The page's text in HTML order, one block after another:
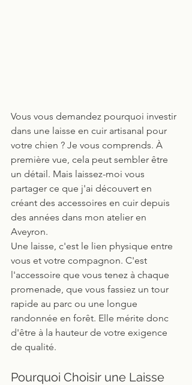
Vous vous demandez pourquoi investir
dans une laisse en cuir artisanal pour
votre chien ? Je vous comprends. À
première vue, cela peut sembler être
un détail. Mais laissez-moi vous
partager ce que j'ai découvert en
créant des accessoires en cuir depuis
des années dans mon atelier en
Aveyron.
Une laisse, c'est le lien physique entre
vous et votre compagnon. C'est
l'accessoire que vous tenez à chaque
promenade, que vous fassiez un tour
rapide au parc ou une longue
randonnée en forêt. Elle mérite donc
d'être à la hauteur de votre exigence
de qualité.
Pourquoi Choisir une Laisse